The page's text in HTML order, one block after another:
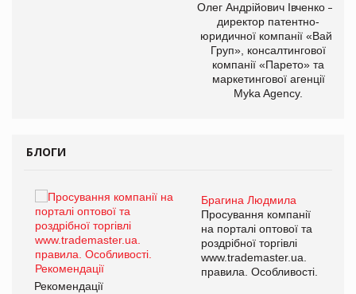
Олег Андрійович Івченко —
директор патентно-
юридичної компанії «Вайз
Груп», консалтингової
компанії «Парето» та
маркетингової агенції
Myka Agency.
БЛОГИ
Брагина Людмила
Просування компанії
на порталі оптової та
роздрібної торгівлі
www.trademaster.ua.
правила. Особливості.
Рекомендації